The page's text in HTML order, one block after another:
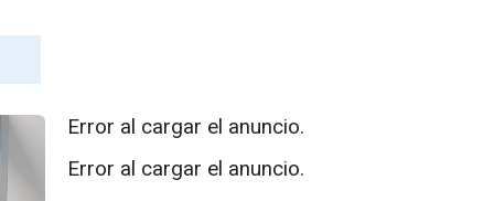
Error al cargar el anuncio.
Error al cargar el anuncio.